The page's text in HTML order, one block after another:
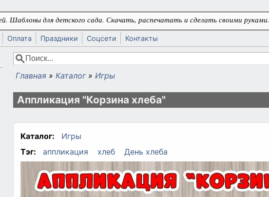
Шаблоны для детского сада. Скачать, распечатать и сделать своими руками.
Оплата Праздники Соцсети Контакты
Форма поиска
Поиск
Вы здесь
Главная » Каталог » Игры
Аппликация "Корзина хлеба"
Каталог:
Игры
Тэг:
аппликация хлеб День хлеба